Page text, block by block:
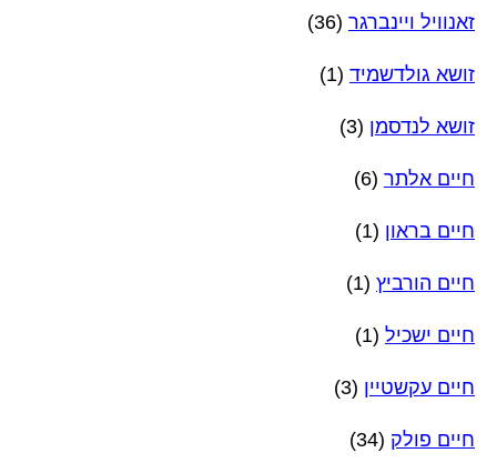
זאנוויל ויינברגר (36)
זושא גולדשמיד (1)
זושא לנדסמן (3)
חיים אלתר (6)
חיים בראון (1)
חיים הורביץ (1)
חיים ישכיל (1)
חיים עקשטיין (3)
חיים פולק (34)